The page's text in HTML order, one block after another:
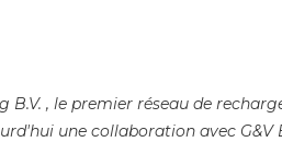
B.V. , le premier réseau de
une collaboration avec G&V